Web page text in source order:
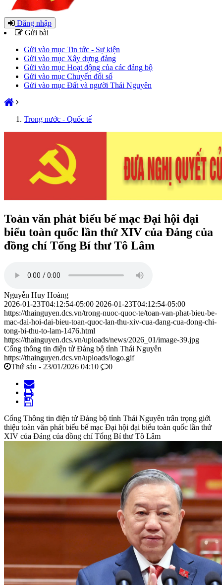
Đăng nhập
Gửi bài
Gửi vào mục Tin tức - Sự kiện
Gửi vào mục Xây dựng đảng
Gửi vào mục Hoạt động của các đảng bộ
Gửi vào mục Chuyển đổi số
Gửi vào mục Đất và người Thái Nguyên
Trong nước - Quốc tế
Toàn văn phát biểu bế mạc Đại hội đại
biểu toàn quốc lần thứ XIV của Đảng của
đồng chí Tổng Bí thư Tô Lâm
Nguyễn Huy Hoàng
2026-01-23T04:12:54-05:00 2026-01-23T04:12:54-05:00
https://thainguyen.dcs.vn/trong-nuoc-quoc-te/toan-van-phat-bieu-be-
mac-dai-hoi-dai-bieu-toan-quoc-lan-thu-xiv-cua-dang-cua-dong-chi-
tong-bi-thu-to-lam-1476.html
https://thainguyen.dcs.vn/uploads/news/2026_01/image-39.jpg
Cổng thông tin điện tử Đảng bộ tỉnh Thái Nguyên
https://thainguyen.dcs.vn/uploads/logo.gif
Thứ sáu - 23/01/2026 04:10
0
Cổng Thông tin điện tử Đảng bộ tỉnh Thái Nguyên trân trọng giới
thiệu toàn văn phát biểu bế mạc Đại hội đại biểu toàn quốc lần thứ
XIV của Đảng của đồng chí Tổng Bí thư Tô Lâm